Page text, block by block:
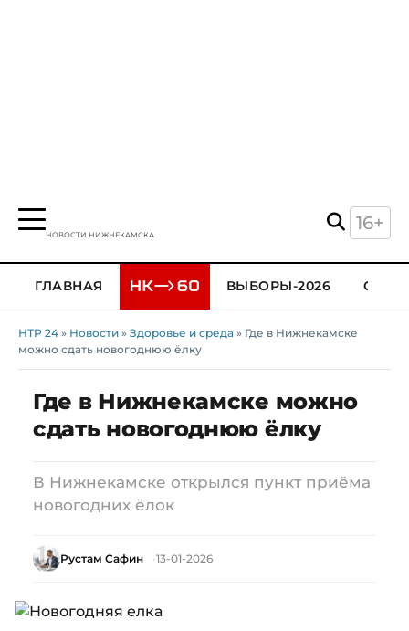
НОВОСТИ НИЖНЕКАМСКА
16+
ГЛАВНАЯ ВЫБОРЫ-2026
НТР 24 » Новости » Здоровье и среда » Где в Нижнекамске
можно сдать новогоднюю ёлку
Где в Нижнекамске можно
сдать новогоднюю ёлку
В Нижнекамске открылся пункт приёма
новогодних ёлок
Рустам Сафин 13-01-2026